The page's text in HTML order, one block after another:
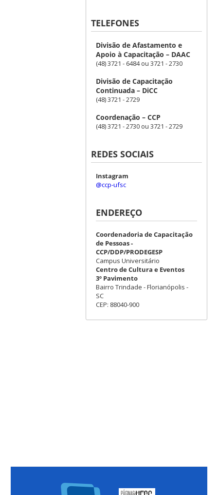
TELEFONES
Divisão de Afastamento e
Apoio à Capacitação – DAAC
(48) 3721 - 6484 ou 3721 - 2730
Divisão de Capacitação
Continuada – DiCC
(48) 3721 - 2729
Coordenação – CCP
(48) 3721 - 2730 ou 3721 - 2729
REDES SOCIAIS
Instagram
@ccp-ufsc
ENDEREÇO
Coordenadoria de Capacitação
de Pessoas -
CCP/DDP/PRODEGESP
Campus Universitário
Centro de Cultura e Eventos
3º Pavimento
Bairro Trindade - Florianópolis -
SC
CEP: 88040-900